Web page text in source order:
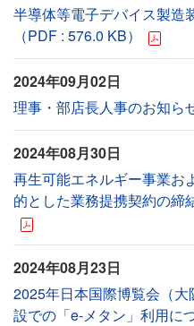
半導体等電子デバイス製造
（PDF : 576.0 KB）
2024年09月02日
理事・部店長人事のお知ら
2024年08月30日
再生可能エネルギー事業お
的とした業務提携契約の締
2024年08月23日
2025年日本国際博覧会（
設での「e-メタン」利用に